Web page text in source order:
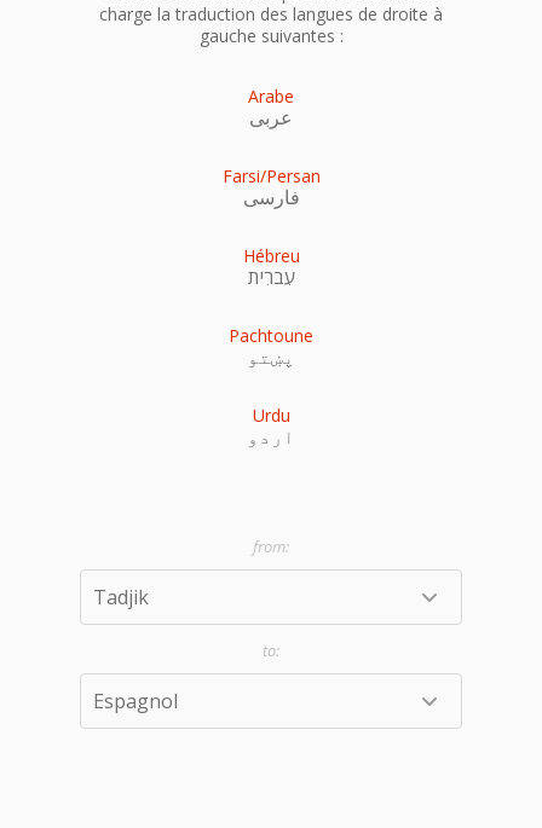
charge la traduction des langues de droite à
gauche suivantes :
Arabe
عربى
Farsi/Persan
فارسی
Hébreu
עִברִית
Pachtoune
پښتو
Urdu
اردو